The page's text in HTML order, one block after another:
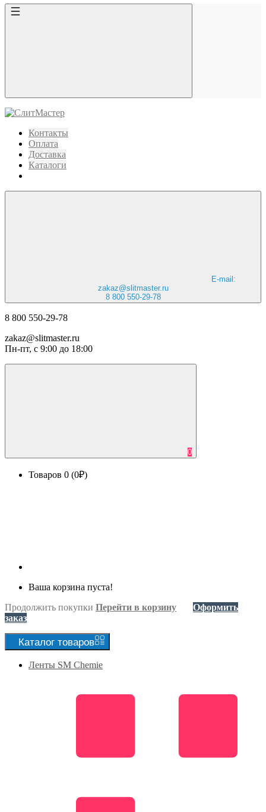
Контакты
Оплата
Доставка
Каталоги
E-mail:
zakaz@slitmaster.ru
8 800 550-29-78
8 800 550-29-78
zakaz@slitmaster.ru
Пн-пт, с 9:00 до 18:00
0
Товаров 0 (0₽)
Ваша корзина пуста!
Продолжить покупки Перейти в корзину
Оформить
заказ
Каталог товаров
Ленты SM Chemie